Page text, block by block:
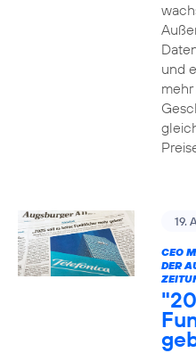
und
19.
CEO
DER